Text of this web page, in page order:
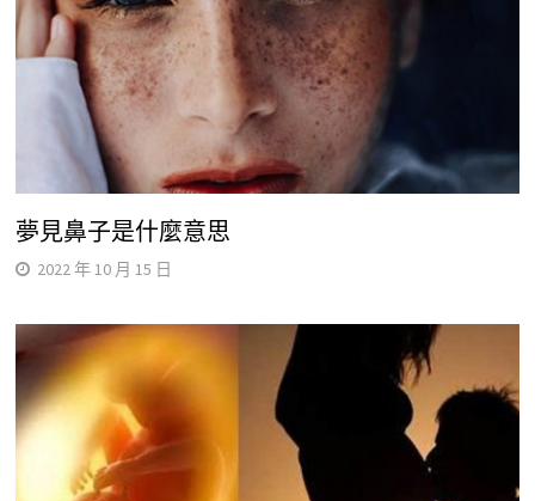
夢見鼻子是什麼意思
2022 年 10 月 15 日